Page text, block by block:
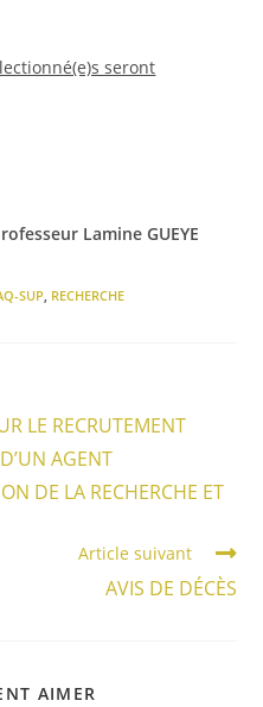
seront
GUEYE
SUP, RECHERCHE
LE RECRUTEMENT
AGENT
DE LA RECHERCHE ET
Article suivant
AVIS DE DÉCÈS
AIMER